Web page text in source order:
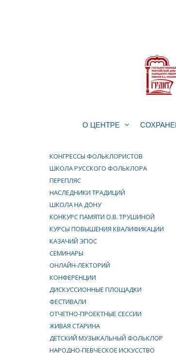
О ЦЕНТРЕ
КОНГРЕССЫ ФОЛЬКЛОРИСТОВ
ШКОЛА РУССКОГО ФОЛЬКЛОРА
ПЕРЕПЛЯС
НАСЛЕДНИКИ ТРАДИЦИЙ
ШКОЛА НА ДОНУ
КОНКУРС ПАМЯТИ О.В. ТРУШИНОЙ
КУРСЫ ПОВЫШЕНИЯ КВАЛИФИКАЦИИ
КАЗАЧИЙ ЭПОС
СЕМИНАРЫ
ОНЛАЙН-ЛЕКТОРИЙ
КОНФЕРЕНЦИИ
ДИСКУССИОННЫЕ ПЛОЩАДКИ
ФЕСТИВАЛИ
ОТЧЕТНО-ПРОЕКТНЫЕ СЕССИИ
ЖИВАЯ СТАРИНА
ДЕТСКИЙ МУЗЫКАЛЬНЫЙ ФОЛЬКЛОР
НАРОДНО-ПЕВЧЕСКОЕ ИСКУССТВО